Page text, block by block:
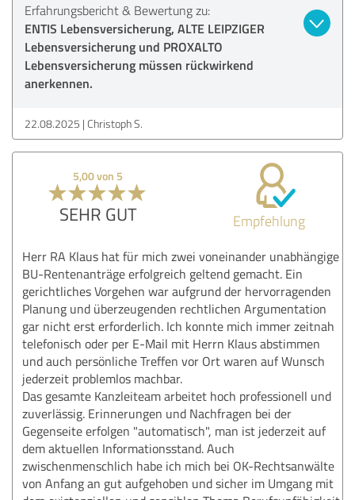
Erfahrungsbericht & Bewertung zu:
ENTIS Lebensversicherung, ALTE LEIPZIGER
Lebensversicherung und PROXALTO
Lebensversicherung müssen rückwirkend
anerkennen.
22.08.2025 Christoph S.
5,00 von 5
SEHR GUT Empfehlung
Herr RA Klaus hat für mich zwei voneinander unabhängige
BU-Rentenanträge erfolgreich geltend gemacht. Ein
gerichtliches Vorgehen war aufgrund der hervorragenden
Planung und überzeugenden rechtlichen Argumentation
gar nicht erst erforderlich. Ich konnte mich immer zeitnah
telefonisch oder per E-Mail mit Herrn Klaus abstimmen
und auch persönliche Treffen vor Ort waren auf Wunsch
jederzeit problemlos machbar.
Das gesamte Kanzleiteam arbeitet hoch professionell und
zuverlässig. Erinnerungen und Nachfragen bei der
Gegenseite erfolgen "automatisch", man ist jederzeit auf
dem aktuellen Informationsstand. Auch
zwischenmenschlich habe ich mich bei OK-Rechtsanwälte
von Anfang an gut aufgehoben und sicher im Umgang mit